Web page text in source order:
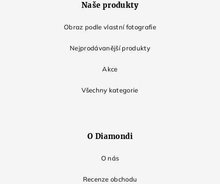
Naše produkty
Obraz podle vlastní fotografie
Nejprodávanější produkty
Akce
Všechny kategorie
O Diamondi
O nás
Recenze obchodu